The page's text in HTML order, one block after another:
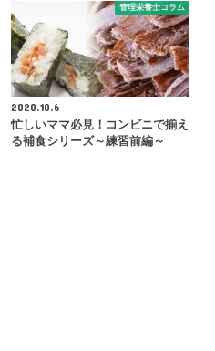
管理栄養士コラム
2020.10.6
忙しいママ必見！コンビニで揃え
る補食シリーズ～練習前編～